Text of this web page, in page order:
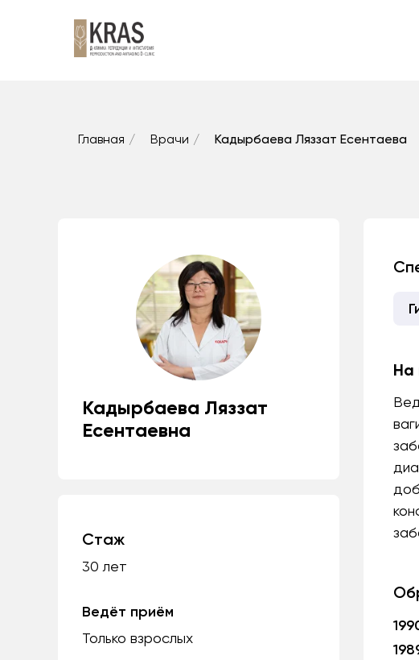
Главная / Врачи / Кадырбаева Ляззат Есентаева
30 лет
Стаж
Кадырбаева Ляззат
Есентаевна
Только взрослых
Ведёт приём
На